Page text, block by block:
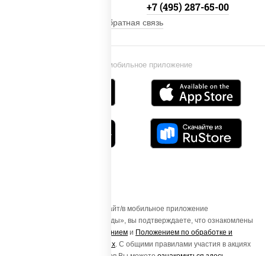
Установи мобильное приложение
+7 (495) 287-65-00
Обратная связь
Осуществляя вход на этот Сайт/в мобильное приложение
«ПиццаСушиВок - доставка еды», вы подтверждаете, что ознакомлены
Пользовательским соглашением и Положением по обработке и
защите персональных данных. С общими правилами участия в акциях